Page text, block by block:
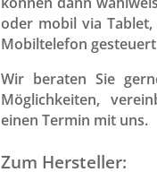
oder mobil via
Mobiltelefon
Wir beraten Sie
Möglichkeiten,
einen Termin mit uns.
Zum Hersteller: